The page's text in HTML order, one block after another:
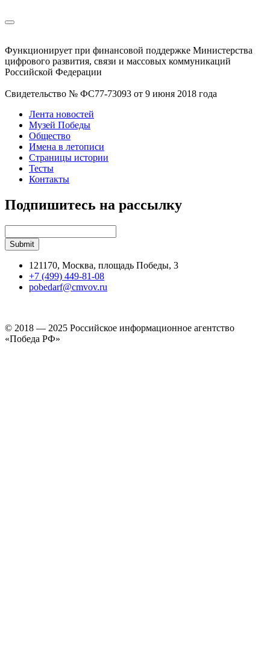
Функционирует при финансовой поддержке Министерства
цифрового развития, связи и массовых коммуникаций
Российской Федерации
Свидетельство № ФС77-73093 от 9 июня 2018 года
Лента новостей
Музей Победы
Общество
Имена в летописи
Страницы истории
Тесты
Контакты
Подпишитесь на рассылку
121170, Москва, площадь Победы, 3
+7 (499) 449-81-08
pobedarf@cmvov.ru
© 2018 — 2025 Российское информационное агентство
«Победа РФ»